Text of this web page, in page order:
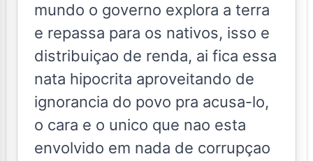
mundo o governo explora a terra
e repassa para os nativos, isso e
distribuiçao de renda, ai fica essa
nata hipocrita aproveitando de
ignorancia do povo pra acusa-lo,
o cara e o unico que nao esta
envolvido em nada de corrupçao